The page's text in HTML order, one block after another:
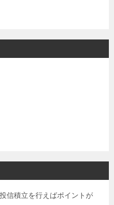
信積立を行えばポイントが